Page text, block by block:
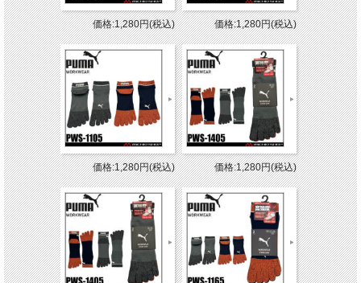
価格:1,280円(税込) 価格:1,280円(税込)
価格:1,280円(税込) 価格:1,280円(税込)